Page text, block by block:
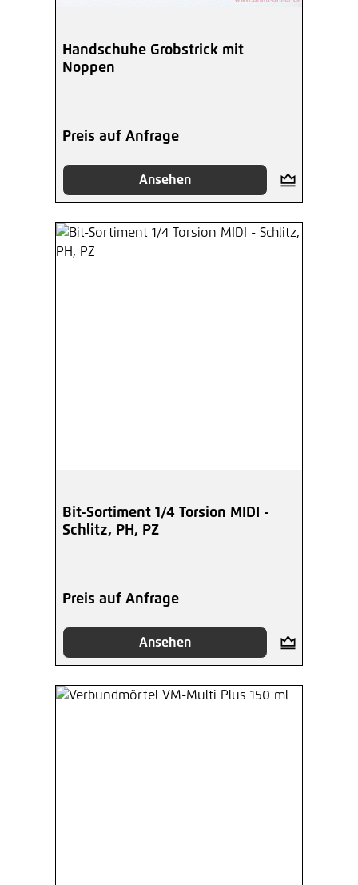
Handschuhe Grobstrick mit
Noppen
Preis auf Anfrage
Ansehen
Bit-Sortiment 1/4 Torsion MIDI -
Schlitz, PH, PZ
Preis auf Anfrage
Ansehen